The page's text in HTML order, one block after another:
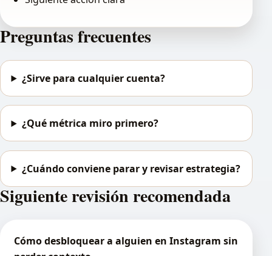
Preguntas frecuentes
¿Sirve para cualquier cuenta?
¿Qué métrica miro primero?
¿Cuándo conviene parar y revisar estrategia?
Siguiente revisión recomendada
Cómo desbloquear a alguien en Instagram sin